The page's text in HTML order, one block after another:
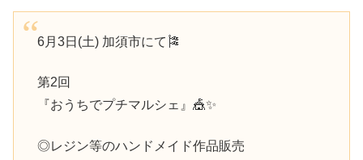
6月3日(土) 加須市にて🎏
第2回
『おうちでプチマルシェ』🎪✨️
◎レジン等のハンドメイド作品販売